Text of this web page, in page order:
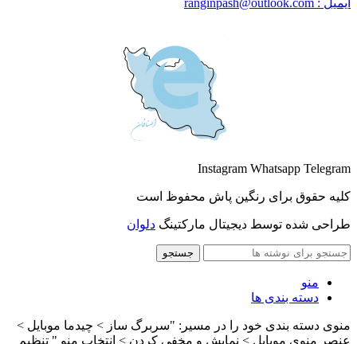
Instagram Whatsapp Telegram
کلیه حقوق برای رنگین پاش محفوظ است
طراحی شده توسط دیجیتال مارکتینگ دلوان
جستجو
منو
دسته بندی ها
منوی دسته بندی خود را در مسیر: "سربرگ ساز > چیدما موبایل >
عنصر منوی موبایل > نمایش و مخفی کردن > انتخاب منو " تنظیم